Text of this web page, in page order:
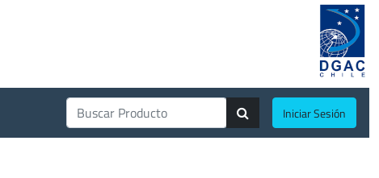
Iniciar Sesión